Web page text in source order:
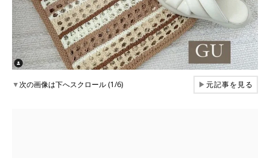
▼次の画像は下へスクロール (1/6) ▶元記事を見る